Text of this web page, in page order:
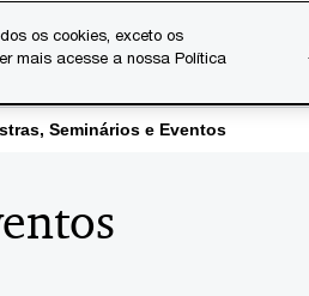
Seminários e Eventos
os cookies, exceto os
mais acesse a nossa Política